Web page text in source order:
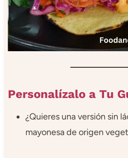
Personalízalo a Tu
¿Quieres una versión sin
mayonesa de origen